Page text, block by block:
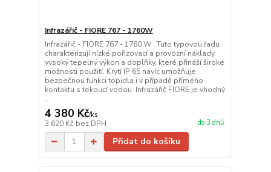
Infrazářič - FIORE 767 - 1760W
Infrazářič - FIORE 767 - 1760 W Tuto typovou řadu
charakterizují nízké pořizovací a provozní náklady,
vysoký tepelný výkon a doplňky, které přináší široké
možnosti použití. Krytí IP 65 navíc umožňuje
bezpečnou funkci topidla i v případě přímého
kontaktu s tekoucí vodou. Infrazářič FIORE je vhodný
...
4 380 Kč/ks
3 620 Kč bez DPH do 3 dnů
Přidat do košíku